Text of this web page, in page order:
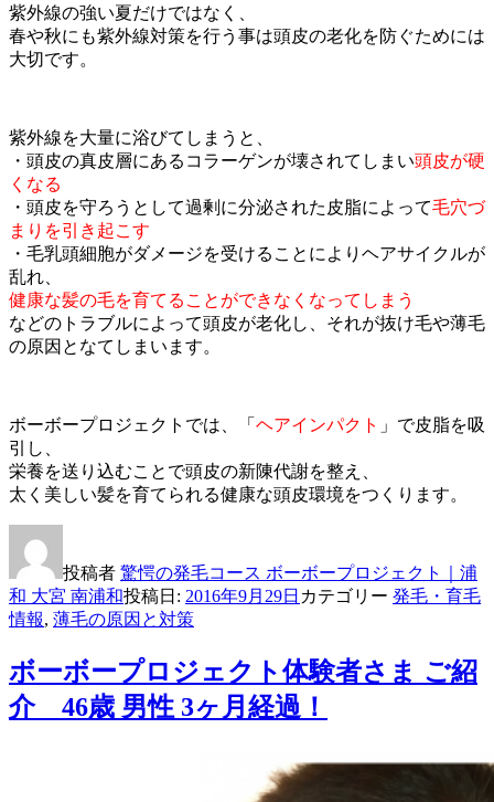
紫外線の強い夏だけではなく、
春や秋にも紫外線対策を行う事は頭皮の老化を防ぐためには
大切です。
紫外線を大量に浴びてしまうと、
・頭皮の真皮層にあるコラーゲンが壊されてしまい頭皮が硬
くなる
・頭皮を守ろうとして過剰に分泌された皮脂によって毛穴づ
まりを引き起こす
・毛乳頭細胞がダメージを受けることによりヘアサイクルが
乱れ、
健康な髪の毛を育てることができなくなってしまう
などのトラブルによって頭皮が老化し、それが抜け毛や薄毛
の原因となてしまいます。
ボーボープロジェクトでは、「 ヘアインパクト 」で皮脂を吸
引し、
栄養を送り込むことで頭皮の新陳代謝を整え、
太く美しい髪を育てられる健康な頭皮環境をつくります。
投稿者 驚愕の発毛コース ボーボープロジェクト｜浦
和 大宮 南浦和投稿日: 2016年9月29日 カテゴリー 発毛・育毛
情報, 薄毛の原因と対策
ボーボープロジェクト体験者さま ご紹
介 46歳 男性 3ヶ月経過！